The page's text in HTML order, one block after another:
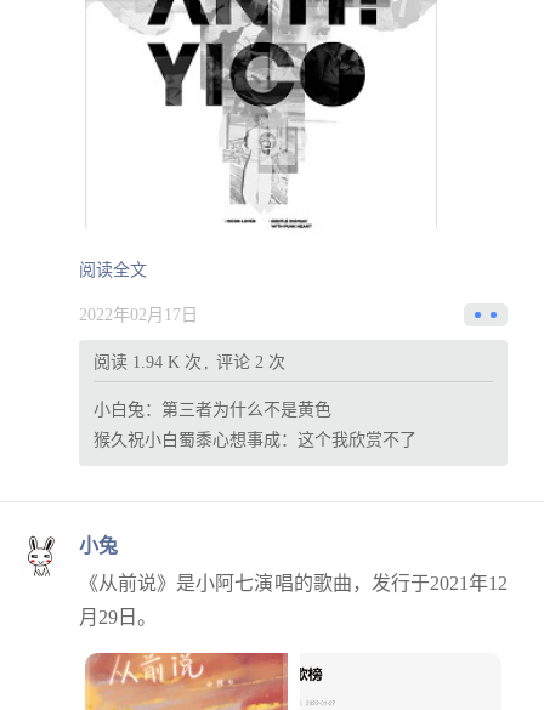
阅读全文
2022年02月17日
阅读 1.94 K 次 评论 2 次
小白兔： 第三者为什么不是黄色
猴久祝小白蜀黍心想事成： 这个我欣赏不了
小兔
《从前说》是小阿七演唱的歌曲，发行于2021年12
月29日。